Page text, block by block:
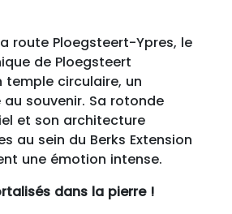
route Ploegsteert-Ypres, le
de Ploegsteert
temple circulaire, un
souvenir. Sa rotonde
et son architecture
au sein du Berks Extension
une émotion intense.
dans la pierre !